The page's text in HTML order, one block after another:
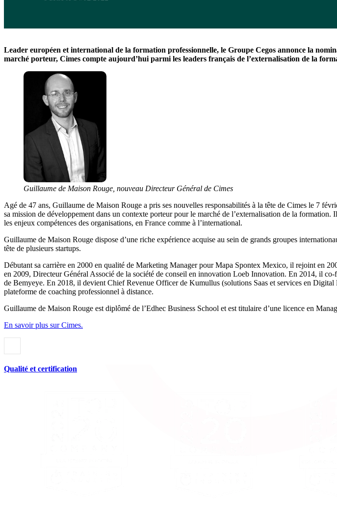
Leader européen et international de la formation professionnelle, le Groupe Cegos annonce la
marché porteur, Cimes compte aujourd’hui parmi les leaders français de l’externalisation de la
Guillaume de Maison Rouge, nouveau Directeur Général de Cimes
Agé de 47 ans, Guillaume de Maison Rouge a pris ses nouvelles responsabilités à la tête de Cimes le 7
sa mission de développement dans un contexte porteur pour le marché de l’externalisation de la
les enjeux compétences des organisations, en France comme à l’international.
Guillaume de Maison Rouge dispose d’une riche expérience acquise au sein de grands groupes
tête de plusieurs startups.
Débutant sa carrière en 2000 en qualité de Marketing Manager pour Mapa Spontex Mexico, il rejoint en
en 2009, Directeur Général Associé de la société de conseil en innovation Loeb Innovation. En 2014, il
de Bemyeye. En 2018, il devient Chief Revenue Officer de Kumullus (solutions Saas et services en
plateforme de coaching professionnel à distance.
Guillaume de Maison Rouge est diplômé de l’Edhec Business School et est titulaire d’une licence en
En savoir plus sur Cimes.
Qualité et certification